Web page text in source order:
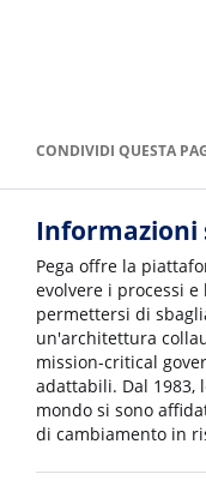
CONDIVIDI QUESTA
Informazioni
Pega offre la
evolvere i processi
permettersi di
un'architettura
mission-critical
adattabili. Dal 1983,
mondo si sono
di cambiamento in